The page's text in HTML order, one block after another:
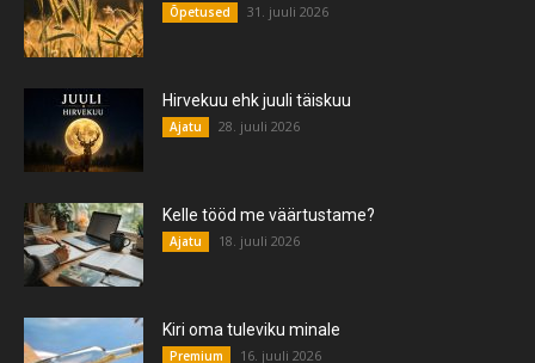
Õpetused 31. juuli 2026
Hirvekuu ehk juuli täiskuu
Ajatu 28. juuli 2026
Kelle tööd me väärtustame?
Ajatu 18. juuli 2026
Kiri oma tuleviku minale
Premium 16. juuli 2026